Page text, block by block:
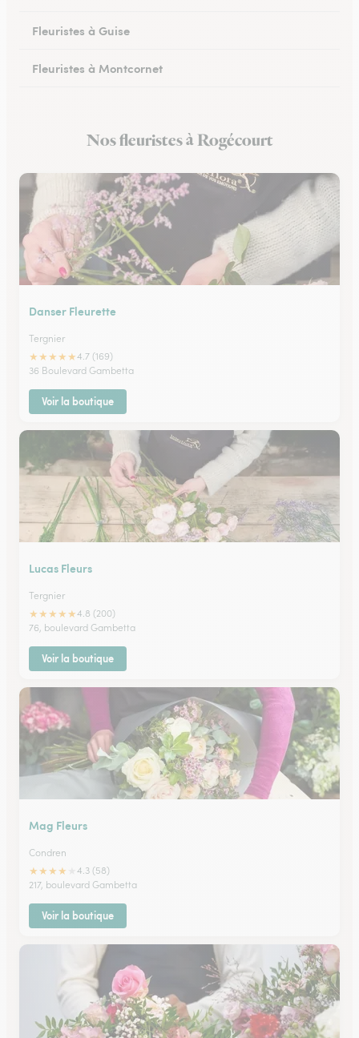
Fleuristes à Guise
Fleuristes à Montcornet
Fleuristes à Chauny
Nos fleuristes à Rogécourt
Danser Fleurette
Tergnier
★★★★★4.7 (169)
36 Boulevard Gambetta
Voir la boutique
Lucas Fleurs
Tergnier
★★★★★4.8 (200)
76, boulevard Gambetta
Voir la boutique
Mag Fleurs
Condren
★★★★
4.3 (58)
217, boulevard Gambetta
Voir la boutique